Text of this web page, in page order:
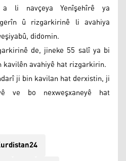
li navçeya Yenîşehîrê ya
û rizgarkirinê li avahiya
didomin.
de, jineke 55 salî ya bi
kavilên avahiyê hat rizgarkirin.
ji bin kavilan hat derxistin, ji
ve bo nexweşxaneyê hat